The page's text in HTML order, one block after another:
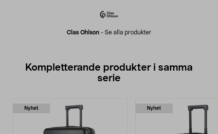
Clas Ohlson - Se alla produkter
Kompletterande produkter i samma
serie
Nyhet Nyhet